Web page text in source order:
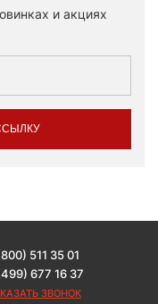
и акциях
511 35 01
677 16 37
ЗВОНОК